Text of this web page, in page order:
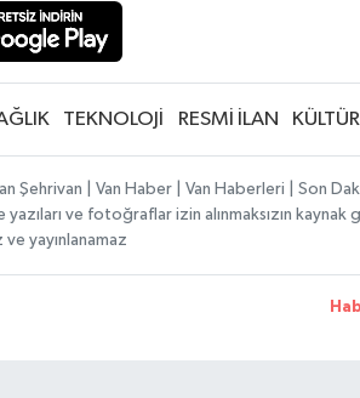
TEKNOLOJİ RESMİ İLAN
Şehrivan | Van Haber | Van Haberleri | Son
ve fotoğraflar izin alınmaksızın
ve yayınlanamaz